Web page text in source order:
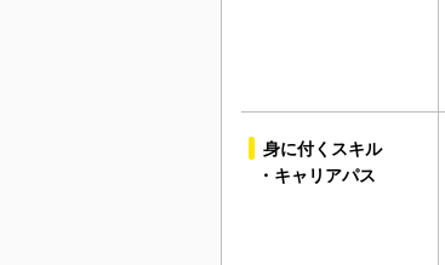
身に付くスキル
・キャリアパス